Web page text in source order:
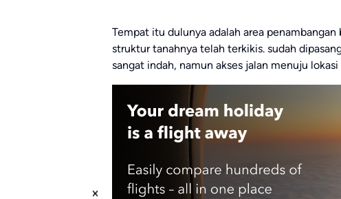
Tempat itu dulunya adalah area
struktur tanahnya telah terkikis. sudah
sangat indah, namun akses jalan menuju